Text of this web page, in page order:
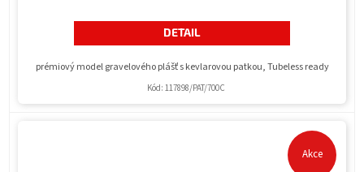
DETAIL
prémiový model gravelového plášť s kevlarovou patkou, Tubeless ready
Kód: 117898/PAT/700C
Akce